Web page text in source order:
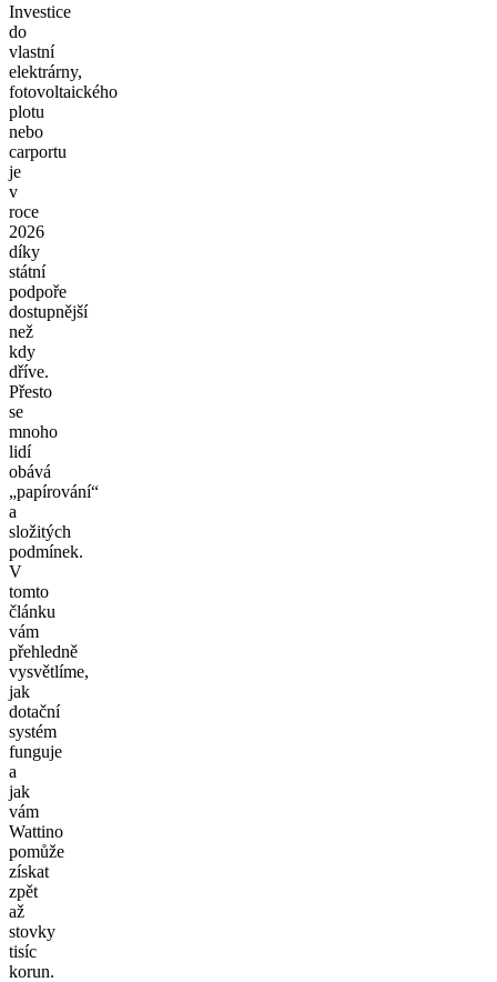
Investice
do
vlastní
elektrárny,
fotovoltaického
plotu
nebo
carportu
je
v
roce
2026
díky
státní
podpoře
dostupnější
než
kdy
dříve.
Přesto
se
mnoho
lidí
obává
„papírování“
a
složitých
podmínek.
V
tomto
článku
vám
přehledně
vysvětlíme,
jak
dotační
systém
funguje
a
jak
vám
Wattino
pomůže
získat
zpět
až
stovky
tisíc
korun.